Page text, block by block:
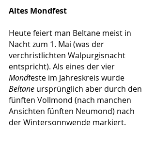
Altes Mondfest
Heute feiert man Beltane meist in
Nacht zum 1. Mai (was der
verchristlichten Walpurgisnacht
entspricht). Als eines der vier
Mondfeste im Jahreskreis wurde
Beltane ursprünglich aber durch den
fünften Vollmond (nach manchen
Ansichten fünften Neumond) nach
der Wintersonnwende markiert.